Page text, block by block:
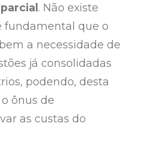
. Não existe
fundamental que o
a necessidade de
já consolidadas
podendo, desta
ônus de
as custas do